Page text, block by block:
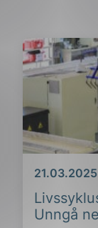
Unngå
Dato
21.03.2025